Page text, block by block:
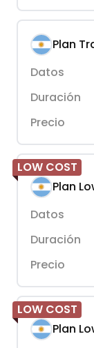
Plan
Datos
Duración
Precio
LOW COST
Plan
Datos
Duración
Precio
LOW COST
Plan